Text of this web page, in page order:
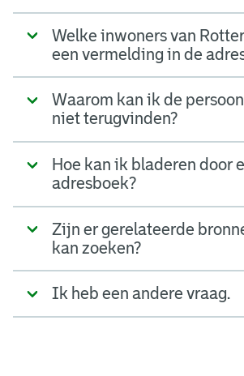
Welke inwoners van
een vermelding in de
Waarom kan ik de
niet terugvinden?
Hoe kan ik bladeren door
adresboek?
Zijn er gerelateerde
kan zoeken?
Ik heb een andere vraag.